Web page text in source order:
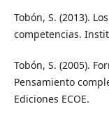
Tobón, S. (2013).
competencias.
Tobón, S. (2005).
Pensamiento
Ediciones ECOE.